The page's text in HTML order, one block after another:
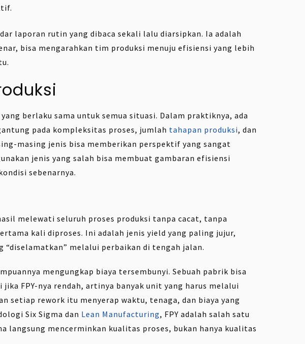
laporan rutin yang dibaca sekali lalu diarsipkan. Ia adalah
bisa mengarahkan tim produksi menuju efisiensi yang lebih
berlaku sama untuk semua situasi. Dalam praktiknya, ada
pada kompleksitas proses, jumlah tahapan produksi, dan
masing jenis bisa memberikan perspektif yang sangat
jenis yang salah bisa membuat gambaran efisiensi
sebenarnya.
melewati seluruh proses produksi tanpa cacat, tanpa
kali diproses. Ini adalah jenis yield yang paling jujur,
melalui perbaikan di tengah jalan.
mengungkap biaya tersembunyi. Sebuah pabrik bisa
FPY-nya rendah, artinya banyak unit yang harus melalui
setiap rework itu menyerap waktu, tenaga, dan biaya yang
Six Sigma dan Lean Manufacturing, FPY adalah salah satu
langsung mencerminkan kualitas proses, bukan hanya kualitas